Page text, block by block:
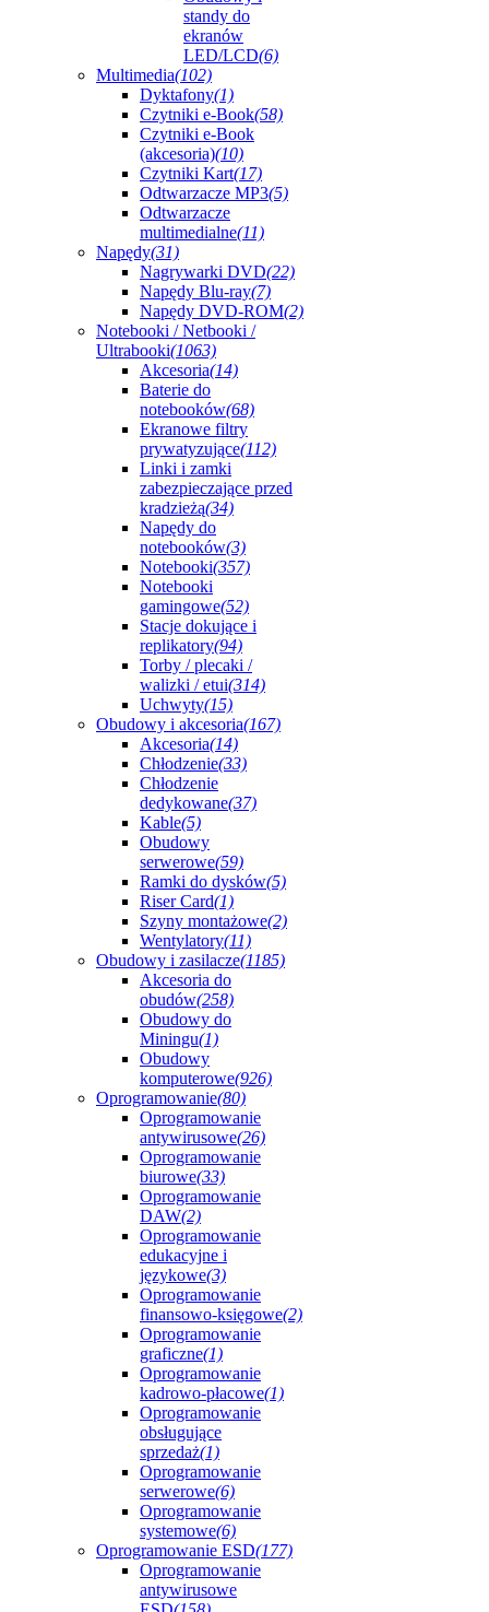
standy do
ekranów
LED/LCD(6)
Multimedia(102)
Dyktafony(1)
Czytniki e-Book(58)
Czytniki e-Book
(akcesoria)(10)
Czytniki Kart(17)
Odtwarzacze MP3(5)
Odtwarzacze
multimedialne(11)
Napędy(31)
Nagrywarki DVD(22)
Napędy Blu-ray(7)
Napędy DVD-ROM(2)
Notebooki / Netbooki /
Ultrabooki(1063)
Akcesoria(14)
Baterie do
notebooków(68)
Ekranowe filtry
prywatyzujące(112)
Linki i zamki
zabezpieczające przed
kradzieżą(34)
Napędy do
notebooków(3)
Notebooki(357)
Notebooki
gamingowe(52)
Stacje dokujące i
replikatory(94)
Torby / plecaki /
walizki / etui(314)
Uchwyty(15)
Obudowy i akcesoria(167)
Akcesoria(14)
Chłodzenie(33)
Chłodzenie
dedykowane(37)
Kable(5)
Obudowy
serwerowe(59)
Ramki do dysków(5)
Riser Card(1)
Szyny montażowe(2)
Wentylatory(11)
Obudowy i zasilacze(1185)
Akcesoria do
obudów(258)
Obudowy do
Miningu(1)
Obudowy
komputerowe(926)
Oprogramowanie(80)
Oprogramowanie
antywirusowe(26)
Oprogramowanie
biurowe(33)
Oprogramowanie
DAW(2)
Oprogramowanie
edukacyjne i
językowe(3)
Oprogramowanie
finansowo-księgowe(2)
Oprogramowanie
graficzne(1)
Oprogramowanie
kadrowo-płacowe(1)
Oprogramowanie
obsługujące
sprzedaż(1)
Oprogramowanie
serwerowe(6)
Oprogramowanie
systemowe(6)
Oprogramowanie ESD(177)
Oprogramowanie
antywirusowe